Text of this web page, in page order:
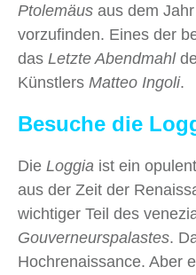
Ptolemäus aus dem
vorzufinden. Eines der
das Letzte Abendmahl
Künstlers Matteo Ingoli.
Besuche die
Die Loggia ist ein
aus der Zeit der
wichtiger Teil des
Gouverneurspalastes.
Hochrenaissance. Aber